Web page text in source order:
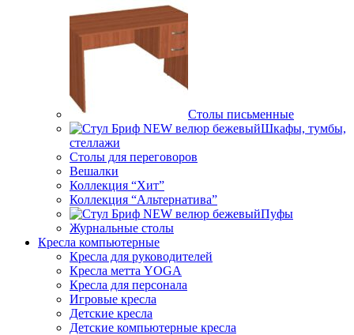
Столы письменные
Шкафы, тумбы,
стеллажи
Столы для переговоров
Вешалки
Коллекция “Хит”
Коллекция “Альтернатива”
Пуфы
Журнальные столы
Кресла компьютерные
Кресла для руководителей
Кресла метта YOGA
Кресла для персонала
Игровые кресла
Детские кресла
Детские компьютерные кресла